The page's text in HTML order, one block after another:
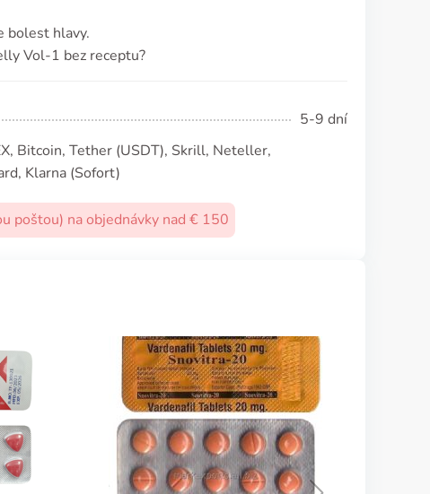
bolest hlavy.
Vol-1 bez receptu?
5-9 dní
Bitcoin, Tether (USDТ), Skrill, Neteller,
Klarna (Sofort)
poštou) na objednávky nad € 150
Kamagra Oral Jelly